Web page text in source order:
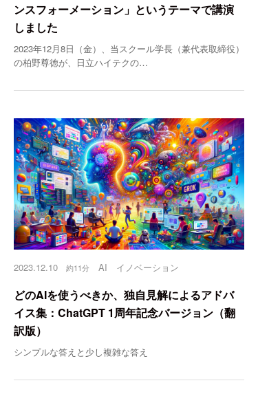
ンスフォーメーション」というテーマで講演
しました
2023年12月8日（金）、当スクール学長（兼代表取締役）
の柏野尊徳が、日立ハイテクの…
2023.12.10 約11分 AI イノベーション
どのAIを使うべきか、独自見解によるアドバ
イス集：ChatGPT 1周年記念バージョン（翻
訳版）
シンプルな答えと少し複雑な答え